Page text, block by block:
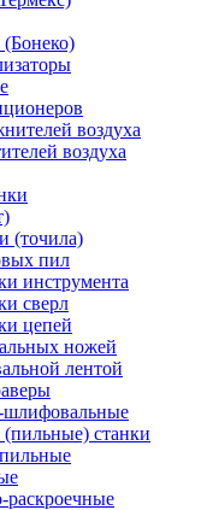
воздуха
воздуха
(точила)
пил
инструмента
сверл
цепей
ножей
лентой
шлифовальные
станки